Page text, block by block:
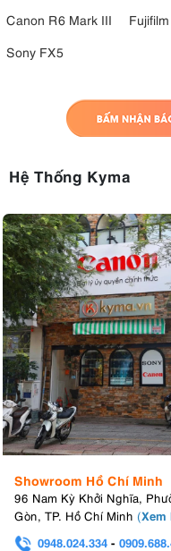
Canon R6 Mark III
Sony FX5
Hệ Thống Kyma
Showroom Hồ Chí Minh
96 Nam Kỳ Khởi Nghĩa,
Gòn, TP. Hồ Chí Minh (Xem
0948.024.334 -